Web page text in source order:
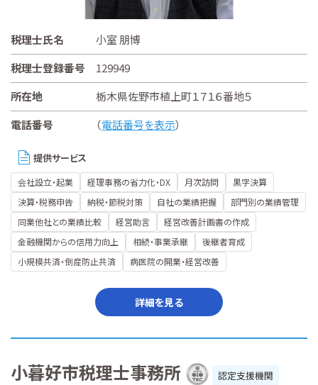
税理士氏名
小室 朋博
税理士登録番号
129949
所在地
栃木県佐野市植上町１７１６番地５
電話番号
（電話番号を表示）
提供サービス
会社設立・起業 経理事務の省力化・DX 月次訪問
黒字決算
決算・税務申告
納税・節税対策 自社の業績把握
部門別の業績管理
同業他社との業績比較
経営助言
経営改善計画書の作成
金融機関からの信用力向上
相続・事業承継
後継者育成
小規模共済・倒産防止共済
病医院の開業・経営改善
詳細を見る
小暮好市税理士事務所
認定支援機関